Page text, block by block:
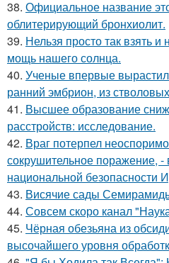
38. Официальное название
облитерирующий бронхиолит.
39. Нельзя просто так взять и
мощь нашего солнца.
40. Ученые впервые
ранний эмбрион, из
41. Высшее образование
расстройств: исследование.
42. Враг потерпел
сокрушительное поражение,
национальной безопасности
43. Висячие сады
44. Совсем скоро канал
45. Чёрная обезьяна из
высочайшего уровня